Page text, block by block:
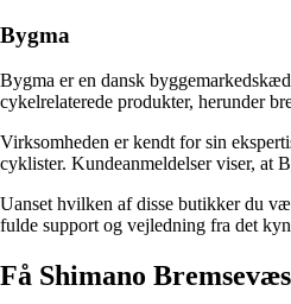
Bygma
Bygma er en dansk
cykelrelaterede produkter, herunder
Virksomheden er kendt for sin
cyklister. Kundeanmeldelser viser, at
Uanset hvilken af disse butikker du
fulde support og vejledning fra det
Få Shimano